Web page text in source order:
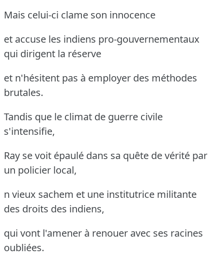
Mais celui-ci clame son innocence
et accuse les indiens pro-gouvernementaux
qui dirigent la réserve
et n'hésitent pas à employer des méthodes
brutales.
Tandis que le climat de guerre civile
s'intensifie,
Ray se voit épaulé dans sa quête de vérité par
un policier local,
n vieux sachem et une institutrice militante
des droits des indiens,
qui vont l'amener à renouer avec ses racines
oubliées.